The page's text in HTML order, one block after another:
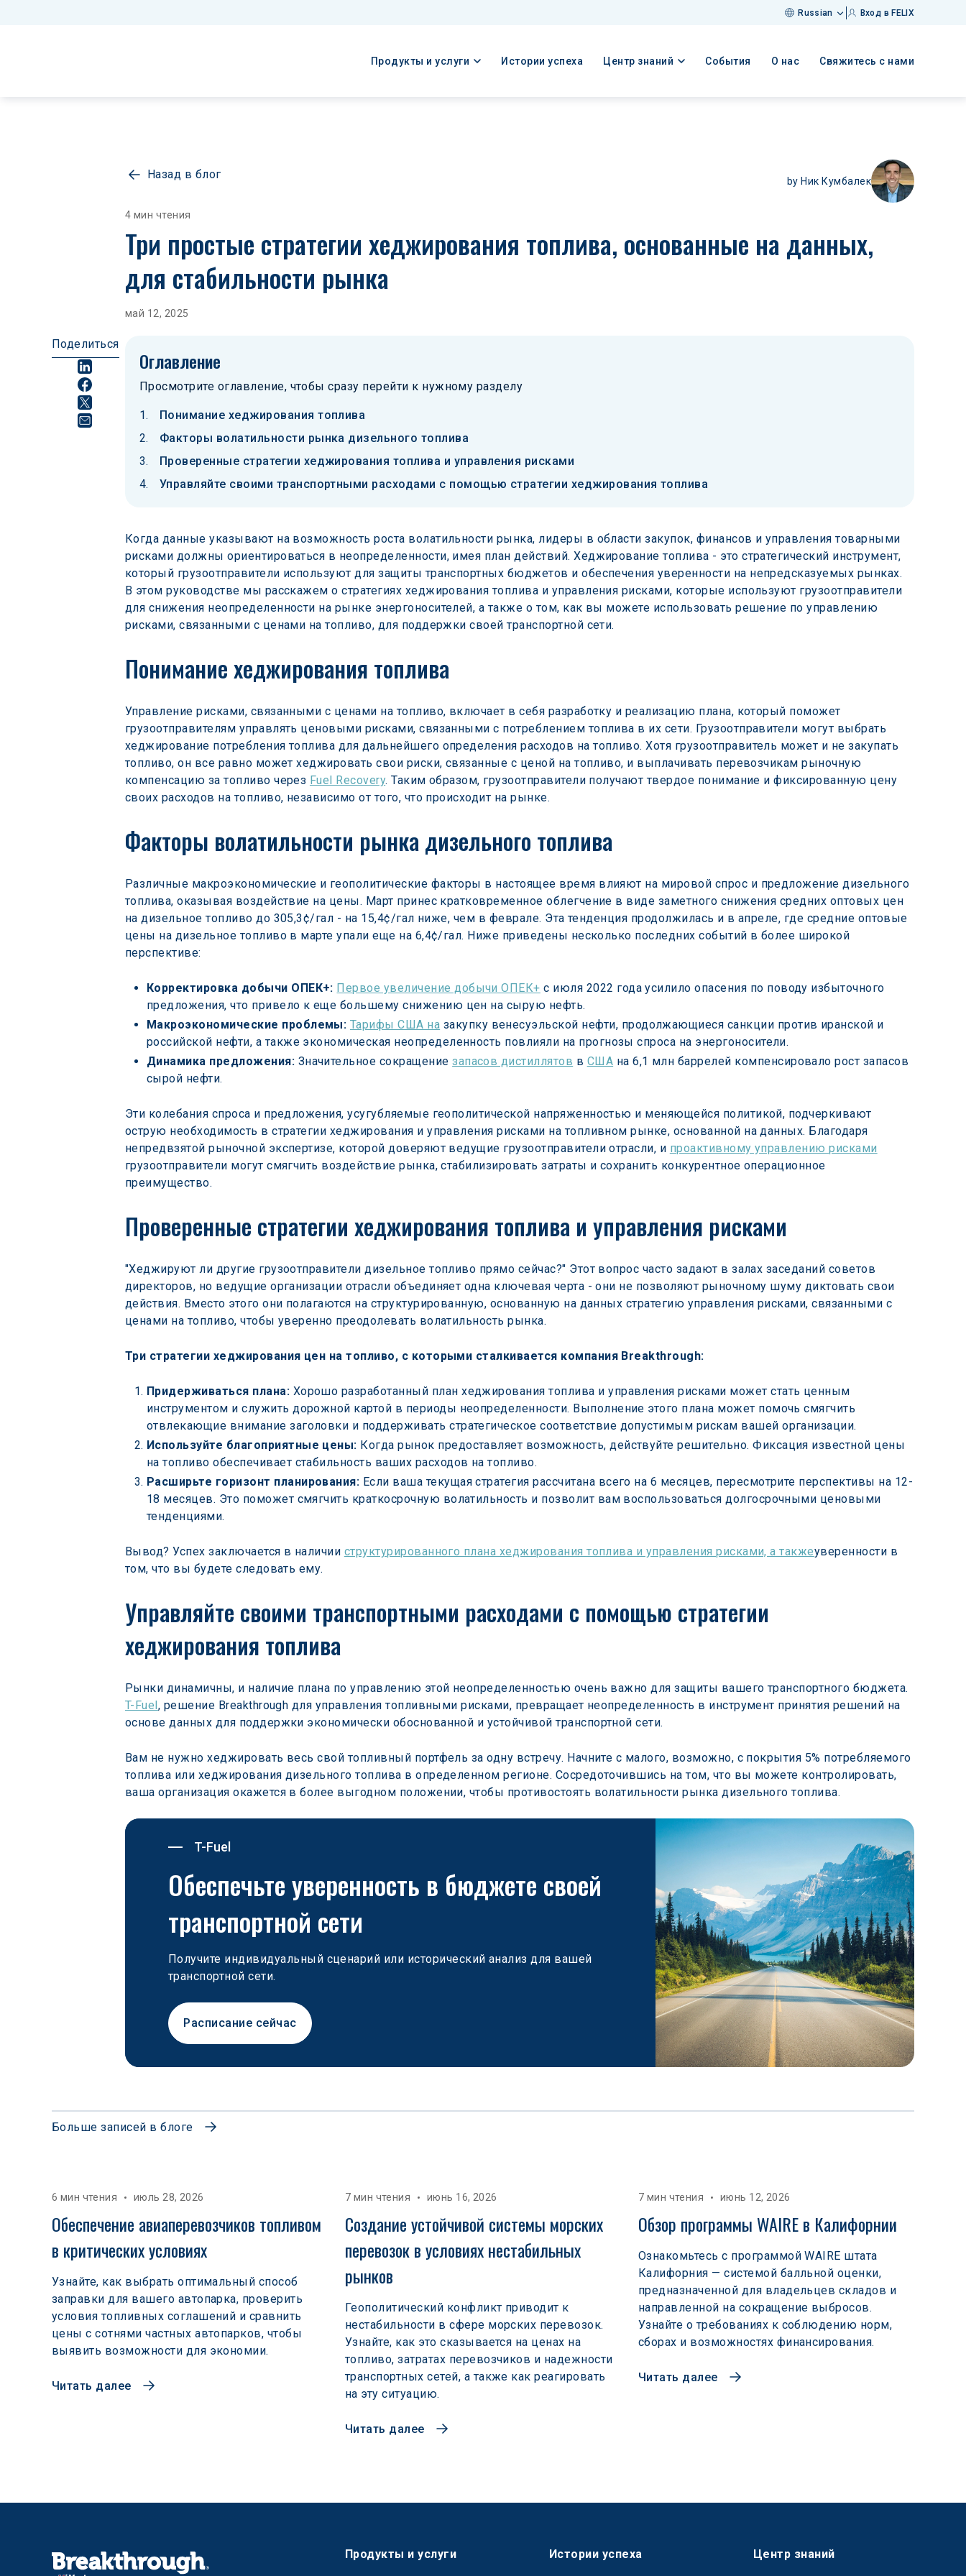
Russian Вход в FELIX
Продукты и услуги Истории успеха Центр знаний События О нас Свяжитесь с нами
Назад в блог byНик Кумбалек
4 мин чтения
Три простые стратегии хеджирования топлива, основанные на данных,
для стабильности рынка
май 12, 2025
Поделиться
Оглавление
Просмотрите оглавление, чтобы сразу перейти к нужному разделу
Понимание хеджирования топлива
Факторы волатильности рынка дизельного топлива
Проверенные стратегии хеджирования топлива и управления рисками
Управляйте своими транспортными расходами с помощью стратегии хеджирования топлива
Когда данные указывают на возможность роста волатильности рынка, лидеры в области закупок, финансов и управления товарными
рисками должны ориентироваться в неопределенности, имея план действий. Хеджирование топлива - это стратегический инструмент,
который грузоотправители используют для защиты транспортных бюджетов и обеспечения уверенности на непредсказуемых рынках.
В этом руководстве мы расскажем о стратегиях хеджирования топлива и управления рисками, которые используют грузоотправители
для снижения неопределенности на рынке энергоносителей, а также о том, как вы можете использовать решение по управлению
рисками, связанными с ценами на топливо, для поддержки своей транспортной сети.
Понимание хеджирования топлива
Управление рисками, связанными с ценами на топливо, включает в себя разработку и реализацию плана, который поможет
грузоотправителям управлять ценовыми рисками, связанными с потреблением топлива в их сети. Грузоотправители могут выбрать
хеджирование потребления топлива для дальнейшего определения расходов на топливо. Хотя грузоотправитель может и не закупать
топливо, он все равно может хеджировать свои риски, связанные с ценой на топливо, и выплачивать перевозчикам рыночную
компенсацию за топливо через Fuel Recovery. Таким образом, грузоотправители получают твердое понимание и фиксированную цену
своих расходов на топливо, независимо от того, что происходит на рынке.
Факторы волатильности рынка дизельного топлива
Различные макроэкономические и геополитические факторы в настоящее время влияют на мировой спрос и предложение дизельного
топлива, оказывая воздействие на цены. Март принес кратковременное облегчение в виде заметного снижения средних оптовых цен
на дизельное топливо до 305,3¢/гал - на 15,4¢/гал ниже, чем в феврале. Эта тенденция продолжилась и в апреле, где средние оптовые
цены на дизельное топливо в марте упали еще на 6,4¢/гал. Ниже приведены несколько последних событий в более широкой
перспективе:
Корректировка добычи ОПЕК+: Первое увеличение добычи ОПЕК+ с июля 2022 года усилило опасения по поводу избыточного
предложения, что привело к еще большему снижению цен на сырую нефть.
Макроэкономические проблемы: Тарифы США на закупку венесуэльской нефти, продолжающиеся санкции против иранской и
российской нефти, а также экономическая неопределенность повлияли на прогнозы спроса на энергоносители.
Динамика предложения: Значительное сокращение запасов дистиллятов в США на 6,1 млн баррелей компенсировало рост запасов
сырой нефти.
Эти колебания спроса и предложения, усугубляемые геополитической напряженностью и меняющейся политикой, подчеркивают
острую необходимость в стратегии хеджирования и управления рисками на топливном рынке, основанной на данных. Благодаря
непредвзятой рыночной экспертизе, которой доверяют ведущие грузоотправители отрасли, и проактивному управлению рисками
грузоотправители могут смягчить воздействие рынка, стабилизировать затраты и сохранить конкурентное операционное
преимущество.
Проверенные стратегии хеджирования топлива и управления рисками
"Хеджируют ли другие грузоотправители дизельное топливо прямо сейчас?" Этот вопрос часто задают в залах заседаний советов
директоров, но ведущие организации отрасли объединяет одна ключевая черта - они не позволяют рыночному шуму диктовать свои
действия. Вместо этого они полагаются на структурированную, основанную на данных стратегию управления рисками, связанными с
ценами на топливо, чтобы уверенно преодолевать волатильность рынка.
Три стратегии хеджирования цен на топливо, с которыми сталкивается компания Breakthrough:
Придерживаться плана: Хорошо разработанный план хеджирования топлива и управления рисками может стать ценным
инструментом и служить дорожной картой в периоды неопределенности. Выполнение этого плана может помочь смягчить
отвлекающие внимание заголовки и поддерживать стратегическое соответствие допустимым рискам вашей организации.
Используйте благоприятные цены: Когда рынок предоставляет возможность, действуйте решительно. Фиксация известной цены
на топливо обеспечивает стабильность ваших расходов на топливо.
Расширьте горизонт планирования: Если ваша текущая стратегия рассчитана всего на 6 месяцев, пересмотрите перспективы на 12-
18 месяцев. Это поможет смягчить краткосрочную волатильность и позволит вам воспользоваться долгосрочными ценовыми
тенденциями.
Вывод? Успех заключается в наличии структурированного плана хеджирования топлива и управления рисками, а такжеуверенности в
том, что вы будете следовать ему.
Управляйте своими транспортными расходами с помощью стратегии
хеджирования топлива
Рынки динамичны, и наличие плана по управлению этой неопределенностью очень важно для защиты вашего транспортного бюджета.
T-Fuel, решение Breakthrough для управления топливными рисками, превращает неопределенность в инструмент принятия решений на
основе данных для поддержки экономически обоснованной и устойчивой транспортной сети.
Вам не нужно хеджировать весь свой топливный портфель за одну встречу. Начните с малого, возможно, с покрытия 5% потребляемого
топлива или хеджирования дизельного топлива в определенном регионе. Сосредоточившись на том, что вы можете контролировать,
ваша организация окажется в более выгодном положении, чтобы противостоять волатильности рынка дизельного топлива.
T-Fuel
Обеспечьте уверенность в бюджете своей
транспортной сети
Получите индивидуальный сценарий или исторический анализ для вашей
транспортной сети.
Расписание сейчас
Больше записей в блоге
6 мин чтения июль 28, 2026
Обеспечение авиаперевозчиков топливом
в критических условиях
Узнайте, как выбрать оптимальный способ
заправки для вашего автопарка, проверить
условия топливных соглашений и сравнить
цены с сотнями частных автопарков, чтобы
выявить возможности для экономии.
Читать далее
7 мин чтения июнь 16, 2026
Создание устойчивой системы морских
перевозок в условиях нестабильных
рынков
Геополитический конфликт приводит к
нестабильности в сфере морских перевозок.
Узнайте, как это сказывается на ценах на
топливо, затратах перевозчиков и надежности
транспортных сетей, а также как реагировать
на эту ситуацию.
Читать далее
7 мин чтения июнь 12, 2026
Обзор программы WAIRE в Калифорнии
Ознакомьтесь с программой WAIRE штата
Калифорния — системой балльной оценки,
предназначенной для владельцев складов и
направленной на сокращение выбросов.
Узнайте о требованиях к соблюдению норм,
сборах и возможностях финансирования.
Читать далее
Продукты и услуги Истории успеха Центр знаний